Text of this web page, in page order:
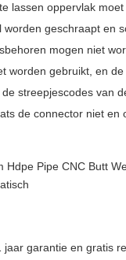
lassen oppervlak
worden geschraapt en
mogen niet
worden gebruikt, en
streepjescodes van
de connector niet en
jaar garantie en gratis